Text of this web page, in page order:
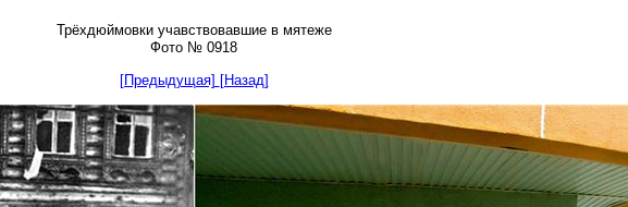
Трёхдюймовки учавствовавшие в мятеже
Фото № 0918
[Предыдущая] [Назад]